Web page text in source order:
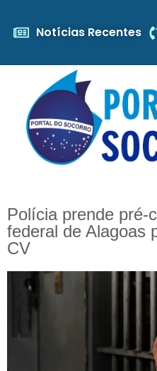
Notícias Recentes
Polícia prende pré-
federal de Alagoas
CV